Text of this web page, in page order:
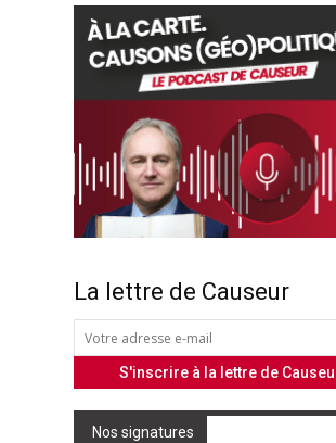
La lettre de Causeur
Nos signatures